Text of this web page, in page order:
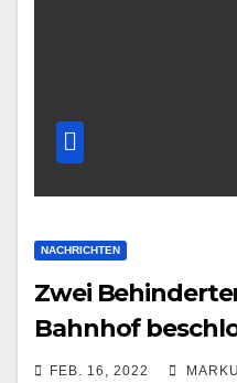
NACHRICHTEN
Zwei
Bahnhof
FEB. 16, 2022